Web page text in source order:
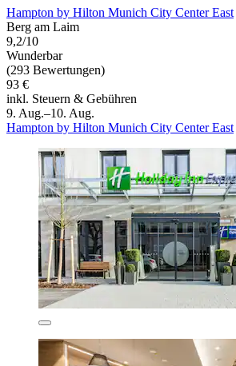
Hampton by Hilton Munich City Center East
Berg am Laim
9,2/10
Wunderbar
(293 Bewertungen)
93 €
inkl. Steuern & Gebühren
9. Aug.–10. Aug.
Hampton by Hilton Munich City Center East